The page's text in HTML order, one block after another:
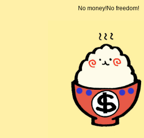
No money!No freedom!